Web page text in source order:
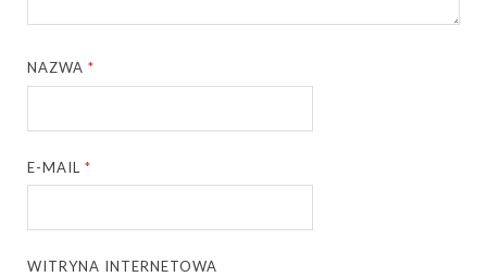
NAZWA*
E-MAIL*
WITRYNA INTERNETOWA